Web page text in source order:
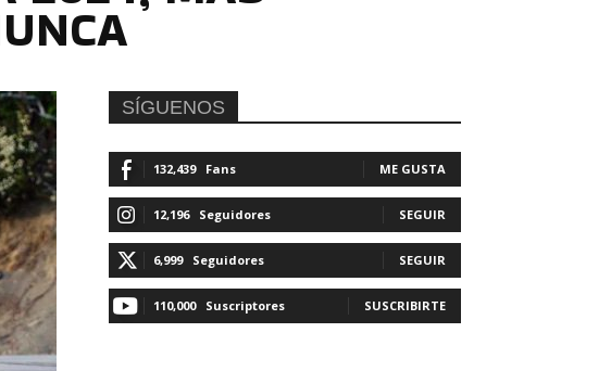
SÍGUENOS
132,439 Fans ME GUSTA
12,196 Seguidores SEGUIR
6,999 Seguidores SEGUIR
110,000 Suscriptores SUSCRIBIRTE